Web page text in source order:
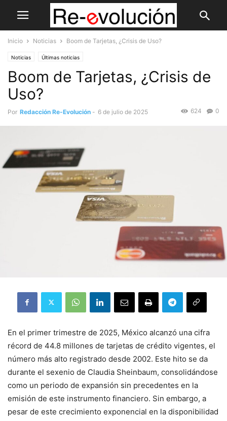
Inicio Noticias Boom de Tarjetas, ¿Crisis de Uso?
Noticias Últimas noticias
Boom de Tarjetas, ¿Crisis de
Uso?
Por Redacción Re-Evolución - 6 de julio de 2025 0
624
En el primer trimestre de 2025, México alcanzó una cifra
récord de 44.8 millones de tarjetas de crédito vigentes, el
número más alto registrado desde 2002. Este hito se da
durante el sexenio de Claudia Sheinbaum, consolidándose
como un periodo de expansión sin precedentes en la
emisión de este instrumento financiero. Sin embargo, a
pesar de este crecimiento exponencial en la disponibilidad